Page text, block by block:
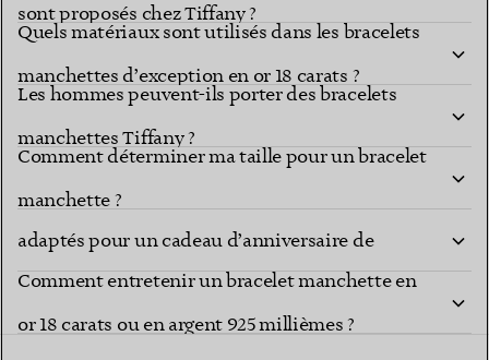
sont proposés chez Tiffany ?
Quels matériaux sont utilisés dans les bracelets
manchettes d’exception en or 18 carats ?
Les hommes peuvent-ils porter des bracelets
manchettes Tiffany ?
Comment déterminer ma taille pour un bracelet
manchette ?
Quels bracelets manchettes Tiffany sont les plus
adaptés pour un cadeau d’anniversaire de
mariage ?
Comment entretenir un bracelet manchette en
or 18 carats ou en argent 925 millièmes ?